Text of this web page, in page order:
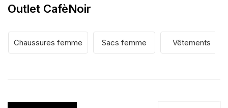
Outlet CafèNoir
Chaussures femme Sacs femme Vêtements